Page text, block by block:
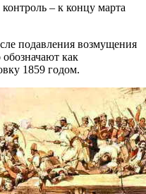
– к концу марта
подавления возмущения
как
1859 годом.